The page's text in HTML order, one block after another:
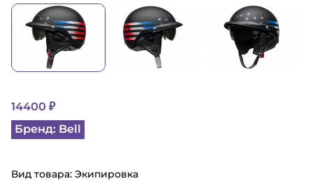
14400 ₽
Бренд: Bell
Вид товара: Экипировка